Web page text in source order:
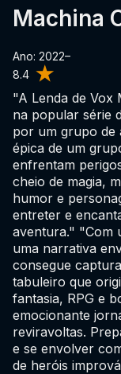
8.4
Machina
Ano: 2022–
"A Lenda de Vox
na popular série
por um grupo de
épica de um
enfrentam
cheio de magia,
humor e
entreter e
aventura." "Com
uma narrativa
consegue
tabuleiro que
fantasia, RPG e
emocionante
reviravoltas.
e se envolver
de heróis